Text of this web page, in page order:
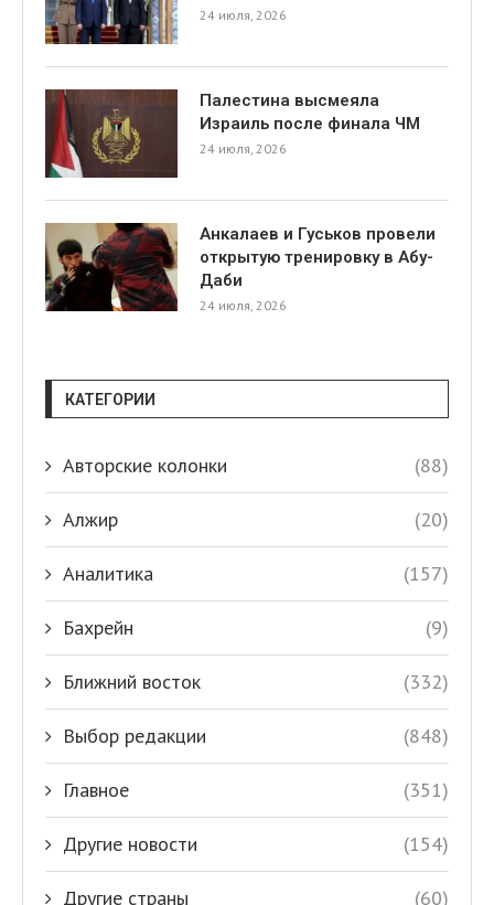
24 июля, 2026
Палестина высмеяла
Израиль после финала ЧМ
24 июля, 2026
Анкалаев и Гуськов провели
открытую тренировку в Абу-
Даби
24 июля, 2026
КАТЕГОРИИ
Авторские колонки (88)
Алжир (20)
Аналитика (157)
Бахрейн (9)
Ближний восток (332)
Выбор редакции (848)
Главное (351)
Другие новости (154)
Другие страны (60)